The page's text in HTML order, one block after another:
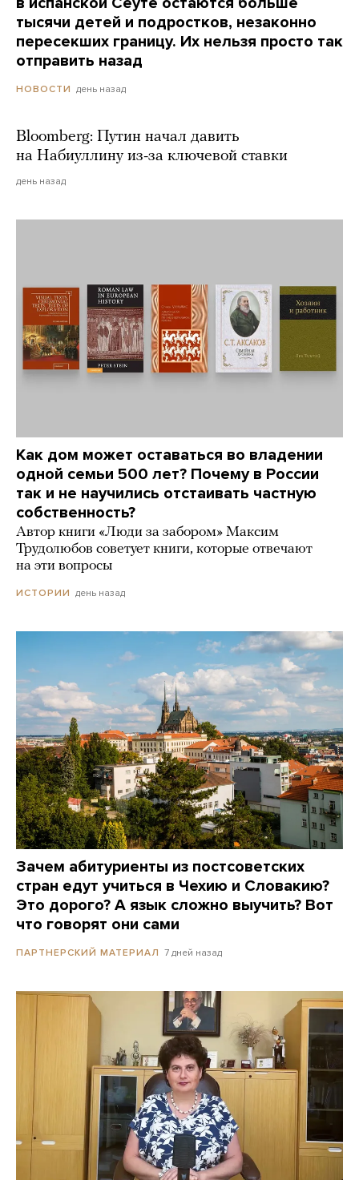
тысячи детей и подростков, незаконно
пересекших границу. Их нельзя просто так
отправить назад
НОВОСТИ день назад
Bloomberg: Путин начал давить
на Набиуллину из-за ключевой ставки
день назад
Как дом может оставаться во владении
одной семьи 500 лет? Почему в России
так и не научились отстаивать частную
собственность?
Автор книги «Люди за забором» Максим
Трудолюбов советует книги, которые отвечают
на эти вопросы
ИСТОРИИ день назад
Зачем абитуриенты из постсоветских
стран едут учиться в Чехию и Словакию?
Это дорого? А язык сложно выучить? Вот
что говорят они сами
ПАРТНЕРСКИЙ МАТЕРИАЛ 7 дней назад